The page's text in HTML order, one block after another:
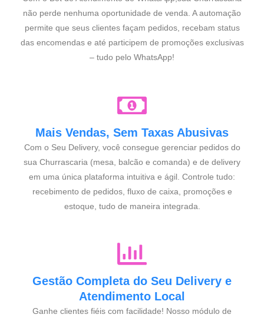
não perde nenhuma oportunidade de venda. A automação
permite que seus clientes façam pedidos, recebam status
das encomendas e até participem de promoções exclusivas
– tudo pelo WhatsApp!
Mais Vendas, Sem Taxas Abusivas
Com o Seu Delivery, você consegue gerenciar pedidos do
sua Churrascaria (mesa, balcão e comanda) e de delivery
em uma única plataforma intuitiva e ágil. Controle tudo:
recebimento de pedidos, fluxo de caixa, promoções e
estoque, tudo de maneira integrada.
Gestão Completa do Seu Delivery e
Atendimento Local
Ganhe clientes fiéis com facilidade! Nosso módulo de